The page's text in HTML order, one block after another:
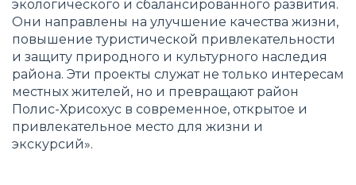
экологического и сбалансированного развития.
Они направлены на улучшение качества жизни,
повышение туристической привлекательности
и защиту природного и культурного наследия
района. Эти проекты служат не только интересам
местных жителей, но и превращают район
Полис-Хрисохус в современное, открытое и
привлекательное место для жизни и
экскурсий».